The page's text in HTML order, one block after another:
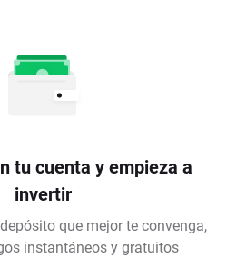
tu cuenta y empieza a
invertir
que mejor te convenga,
instantáneos y gratuitos